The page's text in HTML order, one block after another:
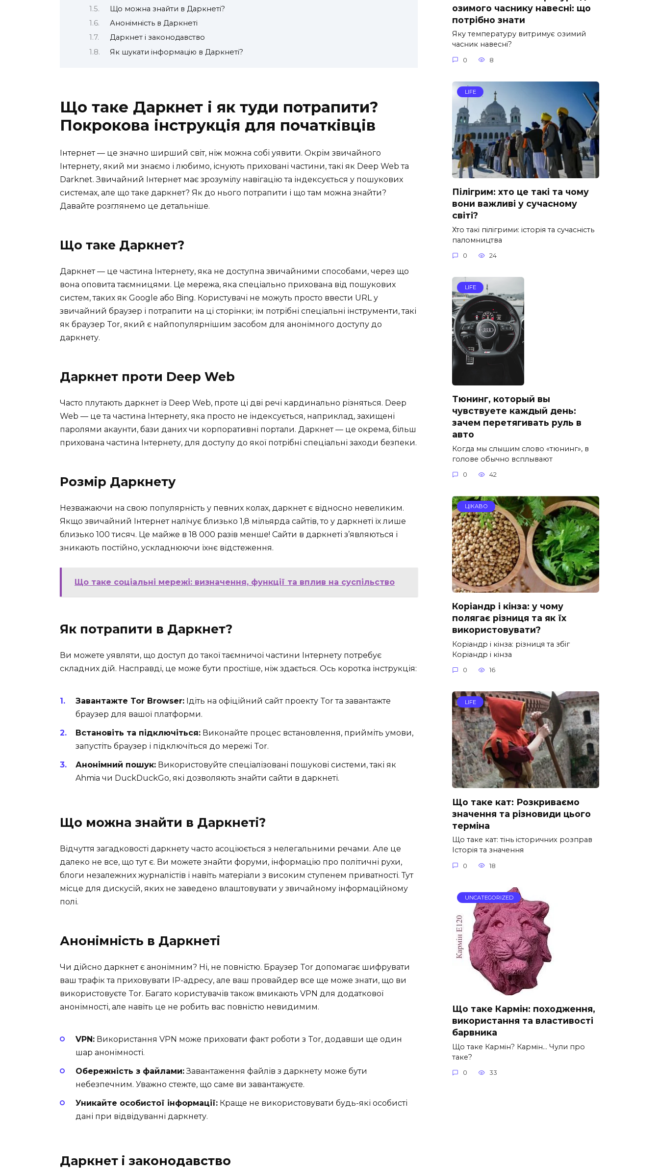
Що можна знайти в Даркнеті?
Анонімність в Даркнеті
Даркнет і законодавство
Як шукати інформацію в Даркнеті?
Що таке Даркнет і як туди потрапити?
Покрокова інструкція для початківців
Інтернет — це значно ширший світ, ніж можна собі уявити. Окрім звичайного
Інтернету, який ми знаємо і любимо, існують приховані частини, такі як Deep Web та
Darknet. Звичайний Інтернет має зрозумілу навігацію та індексується у пошукових
системах, але що таке даркнет? Як до нього потрапити і що там можна знайти?
Давайте розглянемо це детальніше.
Що таке Даркнет?
Даркнет — це частина Інтернету, яка не доступна звичайними способами, через що
вона оповита таємницями. Це мережа, яка спеціально прихована від пошукових
систем, таких як Google або Bing. Користувачі не можуть просто ввести URL у
звичайний браузер і потрапити на ці сторінки; їм потрібні спеціальні інструменти, такі
як браузер Tor, який є найпопулярнішим засобом для анонімного доступу до
даркнету.
Даркнет проти Deep Web
Часто плутають даркнет із Deep Web, проте ці дві речі кардинально різняться. Deep
Web — це та частина Інтернету, яка просто не індексується, наприклад, захищені
паролями акаунти, бази даних чи корпоративні портали. Даркнет — це окрема, більш
прихована частина Інтернету, для доступу до якої потрібні спеціальні заходи безпеки.
Розмір Даркнету
Незважаючи на свою популярність у певних колах, даркнет є відносно невеликим.
Якщо звичайний Інтернет налічує близько 1,8 мільярда сайтів, то у даркнеті їх лише
близько 100 тисяч. Це майже в 18 000 разів менше! Сайти в даркнеті з’являються і
зникають постійно, ускладнюючи їхнє відстеження.
Що таке соціальні мережі: визначення, функції та вплив на суспільство
Як потрапити в Даркнет?
Ви можете уявляти, що доступ до такої таємничої частини Інтернету потребує
складних дій. Насправді, це може бути простіше, ніж здається. Ось коротка інструкція:
Завантажте Tor Browser: Ідіть на офіційний сайт проекту Tor та завантажте
браузер для вашої платформи.
Встановіть та підключіться: Виконайте процес встановлення, прийміть умови,
запустіть браузер і підключіться до мережі Tor.
Анонімний пошук: Використовуйте спеціалізовані пошукові системи, такі як
Ahmia чи DuckDuckGo, які дозволяють знайти сайти в даркнеті.
Що можна знайти в Даркнеті?
Відчуття загадковості даркнету часто асоціюється з нелегальними речами. Але це
далеко не все, що тут є. Ви можете знайти форуми, інформацію про політичні рухи,
блоги незалежних журналістів і навіть матеріали з високим ступенем приватності. Тут
місце для дискусій, яких не заведено влаштовувати у звичайному інформаційному
полі.
Анонімність в Даркнеті
Чи дійсно даркнет є анонімним? Ні, не повністю. Браузер Tor допомагає шифрувати
ваш трафік та приховувати IP-адресу, але ваш провайдер все ще може знати, що ви
використовуєте Tor. Багато користувачів також вмикають VPN для додаткової
анонімності, але навіть це не робить вас повністю невидимим.
VPN: Використання VPN може приховати факт роботи з Tor, додавши ще один
шар анонімності.
Обережність з файлами:Завантаження файлів з даркнету може бути
небезпечним. Уважно стежте, що саме ви завантажуєте.
Уникайте особистої інформації: Краще не використовувати будь-які особисті
дані при відвідуванні даркнету.
Даркнет і законодавство
озимого часнику навесні: що
потрібно знати
Яку температуру витримує озимий
часник навесні?
0 8
LIFE
Пілігрим: хто це такі та чому
вони важливі у сучасному
світі?
Хто такі пілігрими: історія та сучасність
паломництва
0 24
LIFE
Тюнинг, который вы
чувствуете каждый день:
зачем перетягивать руль в
авто
Когда мы слышим слово «тюнинг», в
голове обычно всплывают
0 42
ЦІКАВО
Коріандр і кінза: у чому
полягає різниця та як їх
використовувати?
Коріандр і кінза: різниця та збіг
Коріандр і кінза
0 16
LIFE
Що таке кат: Розкриваємо
значення та різновиди цього
терміна
Що таке кат: тінь історичних розправ
Історія та значення
0 18
UNCATEGORIZED
Що таке Кармін: походження,
використання та властивості
барвника
Що таке Кармін? Кармін… Чули про
таке?
0 33